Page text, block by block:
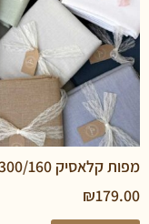
300/160
₪